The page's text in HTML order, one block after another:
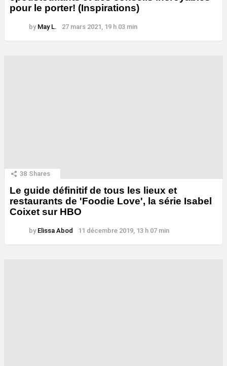
pour le porter! (Inspirations)
by May L. 27 mars 2021, 19 h 03 min
38 Shares
Le guide définitif de tous les lieux et
restaurants de 'Foodie Love', la série Isabel
Coixet sur HBO
by Elissa Abod 11 décembre 2019, 13 h 07 min